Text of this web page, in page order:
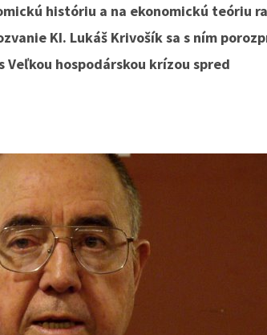
históriu a na ekonomickú teóriu
KI. Lukáš Krivošík sa s ním
Veľkou hospodárskou krízou spred